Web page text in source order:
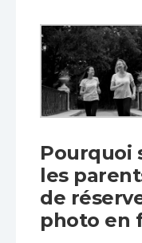
Pourquoi
les
de
photo en